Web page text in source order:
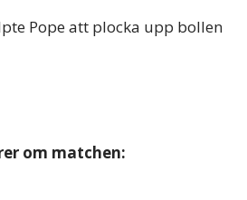
Pope att plocka upp bollen
om matchen: